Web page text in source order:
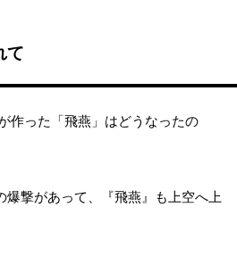
て
作った「飛燕」はどうなったの
爆撃があって、『飛燕』も上空へ上